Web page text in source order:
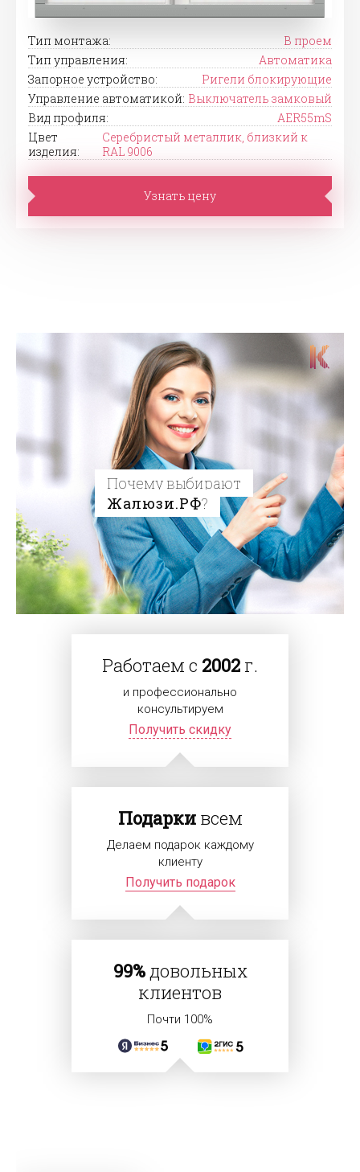
Тип монтажа:
В проем
Тип управления:
Автоматика
Запорное устройство:
Ригели блокирующие
Управление автоматикой: Выключатель замковый
Вид профиля:
AER55mS
Цвет
изделия:
Серебристый металлик, близкий к
RAL 9006
Узнать цену
Почему выбирают
Жалюзи.РФ?
Работаем с 2002 г.
и профессионально
консультируем
Получить скидку
Подаркивсем
Делаем подарок каждому
клиенту
Получить подарок
99%довольных
клиентов
Почти 100%